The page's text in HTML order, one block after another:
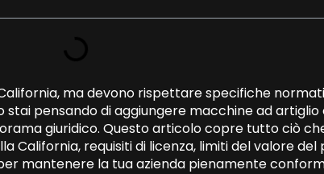
ma devono rispettare specifiche
stai pensando di aggiungere macchine ad artiglio
giuridico. Questo articolo copre tutto ciò
California, requisiti di licenza, limiti del valore del
mantenere la tua azienda pienamente